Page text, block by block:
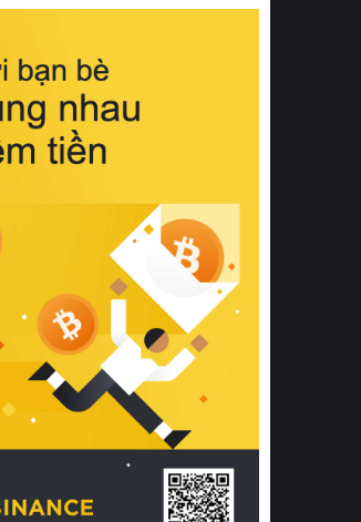
bạn sẽ cảm nhận rõ rệt sự khác
chuẩn xác của phần đệm nâng đỡ
sống.
cạnh đó, việc lựa chọn các dòng
phẩm đạt chuẩn chất lượng quốc
còn giúp ngăn ngừa tình trạng kích
khuẩn và nấm mốc trong điều kiện
tiết nóng ẩm. Bạn có thể tìm hiểu
các nghiên cứu khoa học về tác
của giấc ngủ và môi trường
phòng ngủ đối với sức khỏe con
người tại Sleep Foundation (External
Link) để có cái nhìn toàn diện hơn.
2. Các tiêu chí vàng khi lựa chọn
chăn ga gối đệm cao cấp cho phòng
ngủ
sở hữu một bộ chăn ga gối đệm
cao cấp hoàn hảo cả về thẩm mỹ lẫn
công năng, người tiêu dùng cần cân
kỹ lưỡng các tiêu chí quan trọng